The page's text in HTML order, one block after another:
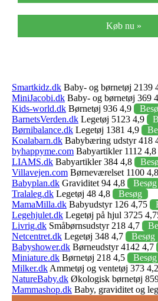
Køb nu »
Smartkidz.dk Baby- og børnetøj 2139
MiniJacobi.dk Baby- og børnetøj 369
Kids-world.dk Børnetøj 936 4,9
BarnetsVerden.dk Legetøj 5123 4,9
Børnibalance.dk Legetøj 1381 4,9
Koalabarn.dk Babybæring udstyr 418
byhappyme.com Babyartikler 1112 4,8
LIAMS.dk Babyartikler 384 4,8
Villavejen.com Børneværelset 1100 4,8
Babyplan.dk Graviditet 94 4,8
Besøg
Tralaleg.dk Legetøj 48 4,8
Besøg
MamaMilla.dk Babyudstyr 126 4,75
Legehjulet.dk Legetøj på hjul 3725
Livrig.dk Småbørnsudstyr 218 4,7
Netcentret.dk Legetøj 348 4,7
Besøg
Babyshower.dk Børneudstyr 4142 4,7
Miniature.dk Børnetøj 218 4,5
Besøg
Milker.dk Ammetøj og ventetøj 373 4,2
NatureBaby.dk Økologisk børnetøj
Mammashop.dk Baby, graviditet og